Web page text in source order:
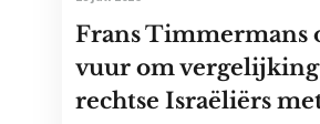
Frans Timmermans
vuur om vergelijking
rechtse Israëliërs met